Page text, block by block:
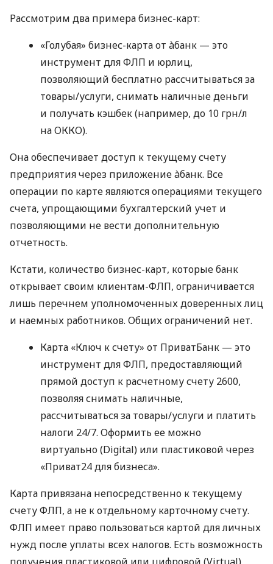
Рассмотрим два примера бизнес-карт:
«Голубая» бизнес-карта от àбанк — это
инструмент для ФЛП и юрлиц,
позволяющий бесплатно рассчитываться за
товары/услуги, снимать наличные деньги
и получать кэшбек (например, до 10 грн/л
на ОККО).
Она обеспечивает доступ к текущему счету
предприятия через приложение àбанк. Все
операции по карте являются операциями текущего
счета, упрощающими бухгалтерский учет и
позволяющими не вести дополнительную
отчетность.
Кстати, количество бизнес-карт, которые банк
открывает своим клиентам-ФЛП, ограничивается
лишь перечнем уполномоченных доверенных лиц
и наемных работников. Общих ограничений нет.
Карта «Ключ к счету» от ПриватБанк — это
инструмент для ФЛП, предоставляющий
прямой доступ к расчетному счету 2600,
позволяя снимать наличные,
рассчитываться за товары/услуги и платить
налоги 24/7. Оформить ее можно
виртуально (Digital) или пластиковой через
«Приват24 для бизнеса».
Карта привязана непосредственно к текущему
счету ФЛП, а не к отдельному карточному счету.
ФЛП имеет право пользоваться картой для личных
нужд после уплаты всех налогов. Есть возможность